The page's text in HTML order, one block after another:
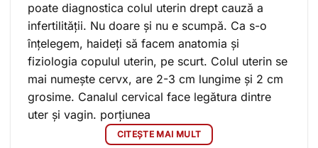
poate diagnostica colul uterin drept cauză a
infertilității. Nu doare și nu e scumpă. Ca s-o
înțelegem, haideți să facem anatomia și
fiziologia copulul uterin, pe scurt. Colul uterin se
mai numește cervx, are 2-3 cm lungime și 2 cm
grosime. Canalul cervical face legătura dintre
uter și vagin. porțiunea
CITEȘTE MAI MULT